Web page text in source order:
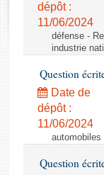
Rapports
Baromètre de
Dossiers
Budget et
Questions
Comptes
dépôt :
11/06/2024
défense -
industrie
Question
Date de
dépôt :
11/06/2024
Question